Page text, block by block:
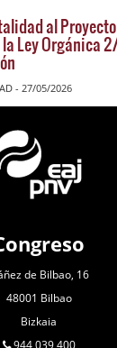
al
Ley Orgánica
- 27/05/2026
de Bilbao, 16
48001 Bilbao
Bizkaia